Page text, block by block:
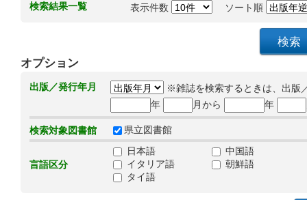
検索結果一覧 表示件数 ソート順
オプション
出版／発行年月
※雑誌を検索するときは、出版
年
月から 年
検索対象図書館 県立図書館
言語区分
日本語
中国語
イタリア語
朝鮮語
タイ語